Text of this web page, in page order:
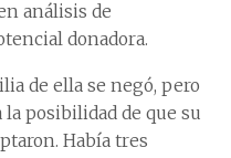
análisis de
donadora.
de ella se negó, pero
posibilidad de que su
Había tres